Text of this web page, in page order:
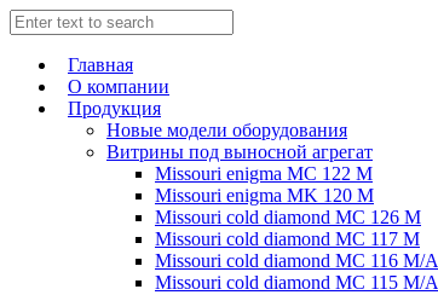
Главная
О компании
Продукция
Новые модели оборудования
Витрины под выносной агрегат
Missouri enigma MC 122 M
Missouri enigma MK 120 M
Missouri cold diamond MC 126 M
Missouri cold diamond MC 117 M
Missouri cold diamond MC 116 M/A
Missouri cold diamond MC 115 M/A